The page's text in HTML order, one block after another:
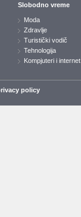
Slobodno vreme
Moda
Zdravlje
Turistički vodič
Tehnologija
Kompjuteri i internet
policy